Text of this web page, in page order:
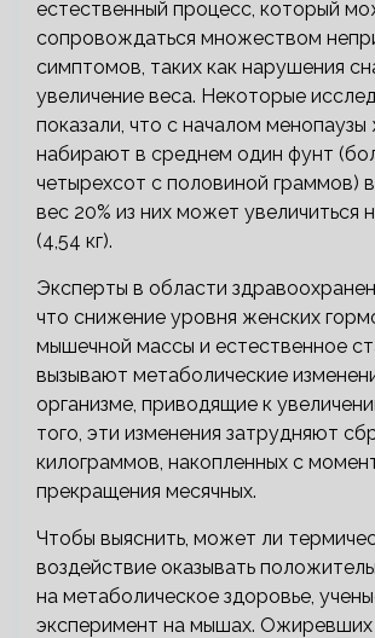
естественный процесс, который
сопровождаться множеством
симптомов, таких как нарушения
увеличение веса. Некоторые
показали, что с началом
набирают в среднем один фунт
четырехсот с половиной граммов)
вес 20% из них может увеличиться
(4,54 кг).
Эксперты в области
что снижение уровня женских
мышечной массы и естественное
вызывают метаболические
организме, приводящие к
того, эти изменения затрудняют
килограммов, накопленных с
прекращения месячных.
Чтобы выяснить, может ли
воздействие оказывать
на метаболическое здоровье,
эксперимент на мышах. Ожиревших